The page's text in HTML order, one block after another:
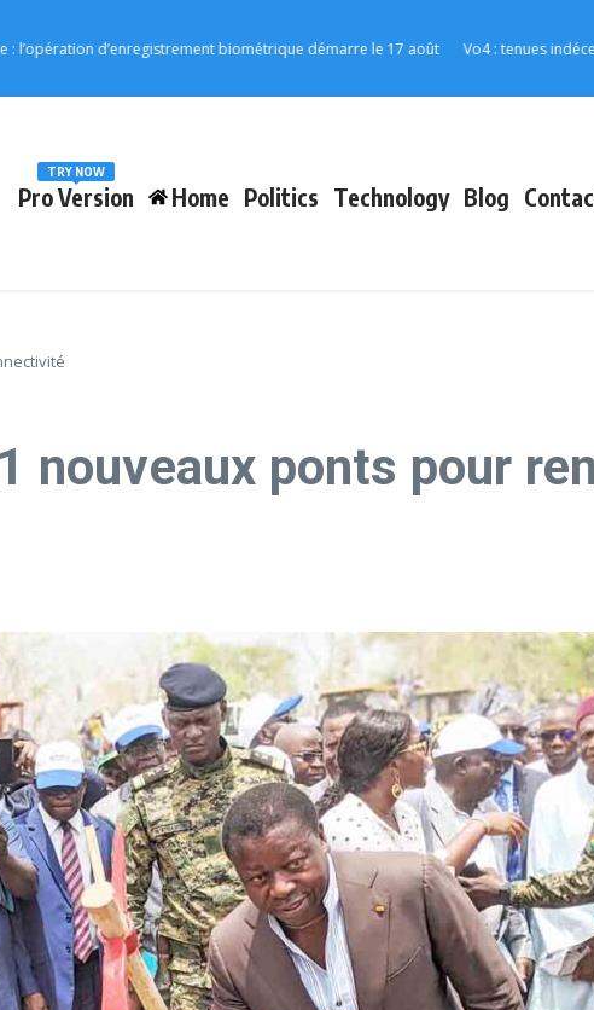
d’enregistrement biométrique démarre le 17 août Vo4 : tenues indécentes,
Pro Version
TRY NOW
Home Politics Technology Blog
nouveaux ponts pour